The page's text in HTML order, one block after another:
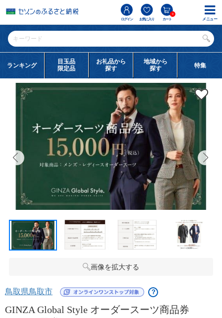
ログイン お気に入り カート
0
ランキング
目玉品
限定品
お礼品から
探す
地域から
探す
特集
画像を拡大する
鳥取県鳥取市 ？
GINZA Global Style オーダースーツ商品券
メニュー